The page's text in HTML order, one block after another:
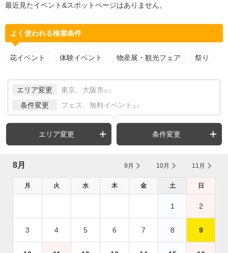
最近見たイベント&スポットページはありません。
よく使われる検索条件
花イベント 体験イベント 物産展・観光フェア 祭り
エリア変更 東京、大阪市 など
条件変更 フェス、無料イベント など
エリア変更 条件変更
8月 9月 10月 11月
月 火 水 木 金 土 日
1 2
3 4 5 6 7 8 9